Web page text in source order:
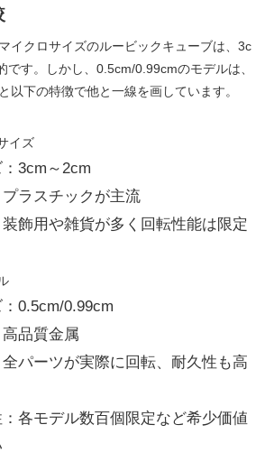
イクロサイズのルービックキューブは、3c
です。しかし、0.5cm/0.99cmのモデルは、
以下の特徴で他と一線を画しています。
イズ
3cm～2cm
ラスチックが主流
飾用や雑貨が多く回転性能は限定
0.5cm/0.99cm
品質金属
パーツが実際に回転、耐久性も高
各モデル数百個限定など希少価値